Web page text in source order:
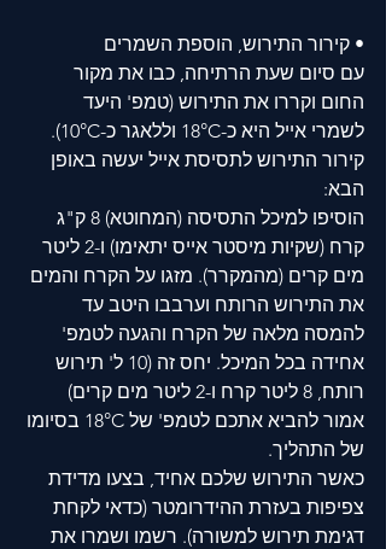
• קירור התירוש, הוספת השמרים
עם סיום שעת הרתיחה, כבו את מקור
החום וקררו את התירוש (טמפ' היעד
לשמרי אייל היא כ-18°C וללאגר כ-10°C).
קירור התירוש לתסיסת אייל יעשה באופן
הבא:
הוסיפו למיכל התסיסה (המחוטא) 8 ק"ג
קרח (שקיות מיסטר אייס יתאימו) ו-2 ליטר
מים קרים (מהמקרר). מזגו על הקרח והמים
את התירוש הרותח וערבבו היטב עד
להמסה מלאה של הקרח והגעה לטמפ'
אחידה בכל המיכל. יחס זה (10 ל' תירוש
רותח, 8 ליטר קרח ו-2 ליטר מים קרים)
אמור להביא אתכם לטמפ' של 18°C בסיומו
של התהליך.
כאשר התירוש שלכם אחיד, בצעו מדידת
צפיפות בעזרת ההידרומטר (כדאי לקחת
דגימת תירוש למשורה). רשמו ושמרו את